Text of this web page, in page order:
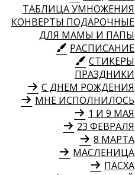
ТАБЛИЦА УМНОЖЕНИЯ
КОНВЕРТЫ ПОДАРОЧНЫЕ
ДЛЯ МАМЫ И ПАПЫ
РАСПИСАНИЕ
СТИКЕРЫ
ПРАЗДНИКИ
С ДНЕМ РОЖДЕНИЯ
МНЕ ИСПОЛНИЛОСЬ
1 И 9 МАЯ
23 ФЕВРАЛЯ
8 МАРТА
МАСЛЕНИЦА
ПАСХА